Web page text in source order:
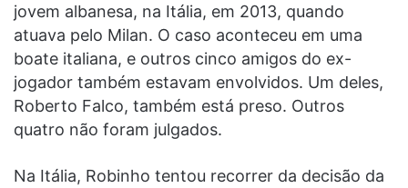
jovem albanesa, na Itália, em 2013, quando
atuava pelo Milan. O caso aconteceu em uma
boate italiana, e outros cinco amigos do ex-
jogador também estavam envolvidos. Um deles,
Roberto Falco, também está preso. Outros
quatro não foram julgados.
Na Itália, Robinho tentou recorrer da decisão da